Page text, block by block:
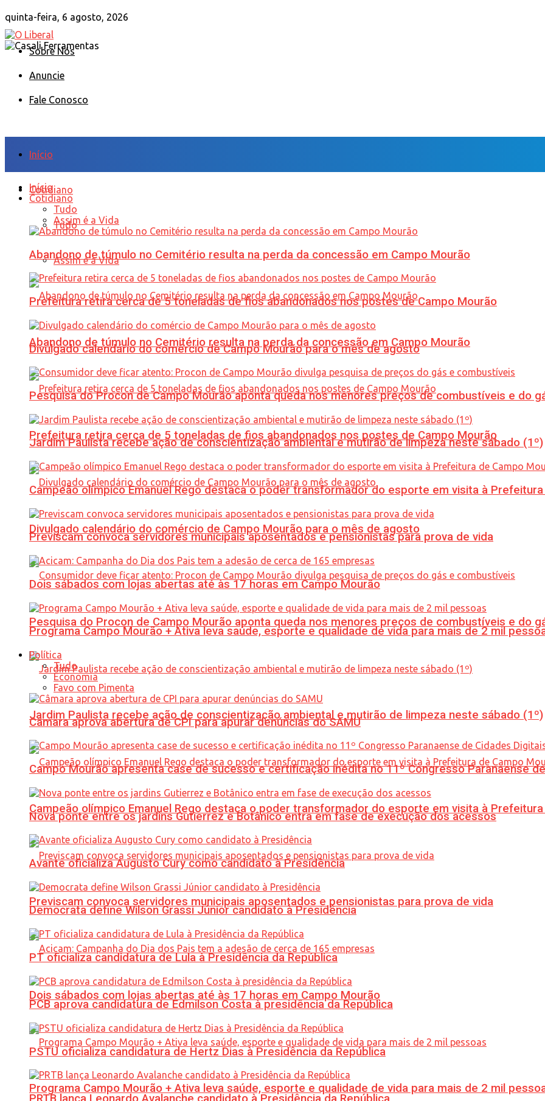
quinta-feira, 6 agosto, 2026
Sobre Nós
Anuncie
Fale Conosco
Início
Cotidiano
Tudo
Assim é a Vida
Abandono de túmulo no Cemitério resulta na perda da concessão em Campo Mourão
Prefeitura retira cerca de 5 toneladas de fios abandonados nos postes de Campo Mourão
Divulgado calendário do comércio de Campo Mourão para o mês de agosto
Pesquisa do Procon de Campo Mourão aponta queda nos menores preços de combustíveis e do
Jardim Paulista recebe ação de conscientização ambiental e mutirão de limpeza neste sábado (1º)
Campeão olímpico Emanuel Rego destaca o poder transformador do esporte em visita à
Previscam convoca servidores municipais aposentados e pensionistas para prova de vida
Dois sábados com lojas abertas até às 17 horas em Campo Mourão
Programa Campo Mourão + Ativa leva saúde, esporte e qualidade de vida para mais de 2 mil
Início
Cotidiano
Tudo
Assim é a Vida
Abandono de túmulo no Cemitério resulta na perda da concessão em Campo Mourão
Prefeitura retira cerca de 5 toneladas de fios abandonados nos postes de Campo Mourão
Divulgado calendário do comércio de Campo Mourão para o mês de agosto
Pesquisa do Procon de Campo Mourão aponta queda nos menores preços de combustíveis e do
Jardim Paulista recebe ação de conscientização ambiental e mutirão de limpeza neste sábado (1º)
Campeão olímpico Emanuel Rego destaca o poder transformador do esporte em visita à
Previscam convoca servidores municipais aposentados e pensionistas para prova de vida
Dois sábados com lojas abertas até às 17 horas em Campo Mourão
Programa Campo Mourão + Ativa leva saúde, esporte e qualidade de vida para mais de 2 mil
Política
Tudo
Economia
Favo com Pimenta
Câmara aprova abertura de CPI para apurar denúncias do SAMU
Campo Mourão apresenta case de sucesso e certificação inédita no 11º Congresso Paranaense
Nova ponte entre os jardins Gutierrez e Botânico entra em fase de execução dos acessos
Avante oficializa Augusto Cury como candidato à Presidência
Democrata define Wilson Grassi Júnior candidato à Presidência
PT oficializa candidatura de Lula à Presidência da República
PCB aprova candidatura de Edmilson Costa à presidência da República
PSTU oficializa candidatura de Hertz Dias à Presidência da República